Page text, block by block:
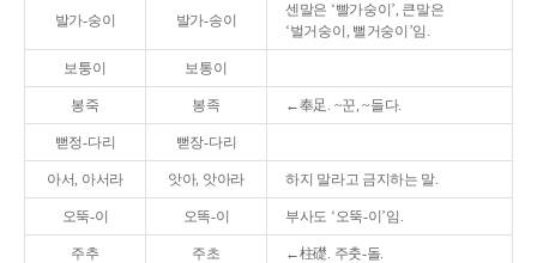
발가-숭이 발가-송이
센말은 ‘빨가숭이’, 큰말은
‘벌거숭이, 뻘거숭이’임.
보퉁이 보통이
봉죽 봉족 ←奉足. ~꾼, ~들다.
뻗정-다리 뻗장-다리
아서, 아서라 앗아, 앗아라 하지 말라고 금지하는 말.
오뚝-이 오똑-이 부사도 ‘오뚝-이’임.
주추 주초 ←柱礎. 주춧-돌.